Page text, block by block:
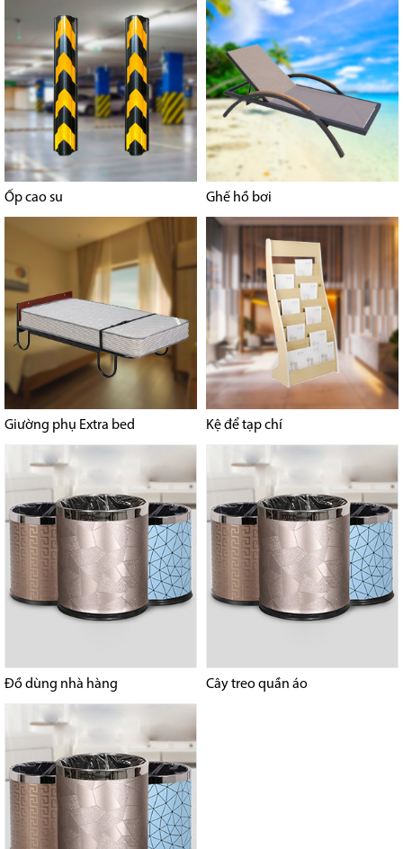
Ốp cao su Ghế hồ bơi
Giường phụ Extra bed Kệ để tạp chí
Đồ dùng nhà hàng Cây treo quần áo